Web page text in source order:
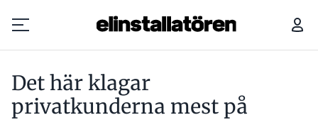
Prenumerera
Det här klagar
privatkunderna mest på
DET HÄR KLAGAR PRIVATKUNDERNA MEST PÅ